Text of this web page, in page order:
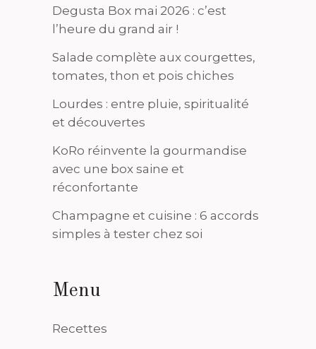
Degusta Box mai 2026 : c’est
l’heure du grand air !
Salade complète aux courgettes,
tomates, thon et pois chiches
Lourdes : entre pluie, spiritualité
et découvertes
KoRo réinvente la gourmandise
avec une box saine et
réconfortante
Champagne et cuisine : 6 accords
simples à tester chez soi
Menu
Recettes